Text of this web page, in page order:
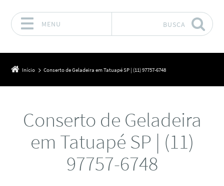
MENU BUSCA
Início Conserto de Geladeira em Tatuapé SP | (11) 97757-6748
Conserto de Geladeira
em Tatuapé SP | (11)
97757-6748